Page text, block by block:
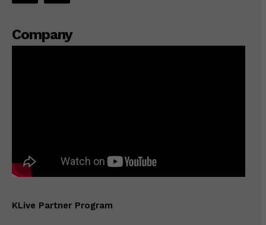
Company
KLive Partner Program